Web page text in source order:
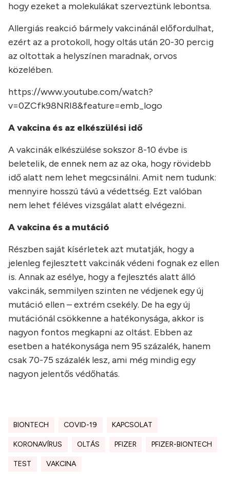
hogy ezeket a molekulákat szerveztünk lebontsa.
Allergiás reakció bármely vakcinánál előfordulhat,
ezért az a protokoll, hogy oltás után 20-30 percig
az oltottak a helyszínen maradnak, orvos
közelében.
https://www.youtube.com/watch?
v=0ZCfk98NRI8&feature=emb_logo
A vakcina és az elkészülési idő
A vakcinák elkészülése sokszor 8-10 évbe is
beletelik, de ennek nem az az oka, hogy rövidebb
idő alatt nem lehet megcsinálni. Amit nem tudunk:
mennyire hosszú távú a védettség. Ezt valóban
nem lehet féléves vizsgálat alatt elvégezni.
A vakcina és a mutáció
Részben saját kísérletek azt mutatják, hogy a
jelenleg fejlesztett vakcinák védeni fognak ez ellen
is. Annak az esélye, hogy a fejlesztés alatt álló
vakcinák, semmilyen szinten ne védjenek egy új
mutáció ellen – extrém csekély. De ha egy új
mutációnál csökkenne a hatékonysága, akkor is
nagyon fontos megkapni az oltást. Ebben az
esetben a hatékonysága nem 95 százalék, hanem
csak 70-75 százalék lesz, ami még mindig egy
nagyon jelentős védőhatás.
BIONTECH COVID-19 KAPCSOLAT
KORONAVÍRUS OLTÁS PFIZER PFIZER-BIONTECH
TEST VAKCINA